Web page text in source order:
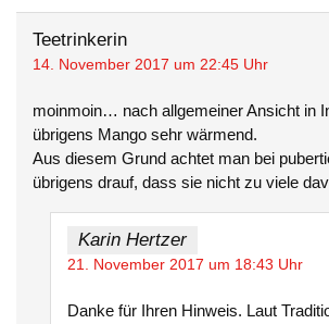
Teetrinkerin
14. November 2017 um 22:45 Uhr
moinmoin… nach allgemeiner Ansicht in
übrigens Mango sehr wärmend.
Aus diesem Grund achtet man bei
übrigens drauf, dass sie nicht zu viele
Karin Hertzer
21. November 2017 um 18:43 Uhr
Danke für Ihren Hinweis. Laut